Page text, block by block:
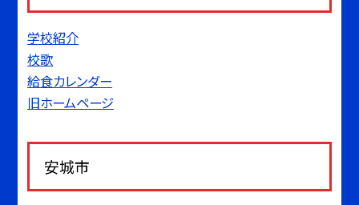
学校紹介
校歌
給食カレンダー
旧ホームページ
安城市